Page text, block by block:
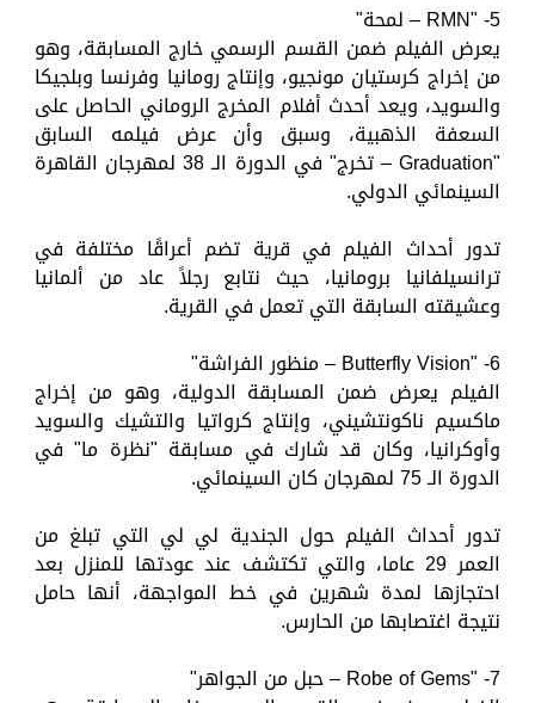
5- "RMN – لمحة"
يعرض الفيلم ضمن القسم الرسمي خارج المسابقة، وهو
من إخراج كرستيان مونجيو، وإنتاج رومانيا وفرنسا وبلجيكا
والسويد، ويعد أحدث أفلام المخرج الروماني الحاصل على
السعفة الذهبية، وسبق وأن عرض فيلمه السابق
"Graduation – تخرج" في الدورة الـ 38 لمهرجان القاهرة
السينمائي الدولي.
تدور أحداث الفيلم في قرية تضم أعراقًا مختلفة في
ترانسيلفانيا برومانيا، حيث نتابع رجلاً عاد من ألمانيا
وعشيقته السابقة التي تعمل في القرية.
6- "Butterfly Vision – منظور الفراشة"
الفيلم يعرض ضمن المسابقة الدولية، وهو من إخراج
ماكسيم ناكونتشيني، وإنتاج كرواتيا والتشيك والسويد
وأوكرانيا، وكان قد شارك في مسابقة "نظرة ما" في
الدورة الـ 75 لمهرجان كان السينمائي.
تدور أحداث الفيلم حول الجندية لي لي التي تبلغ من
العمر 29 عاما، والتي تكتشف عند عودتها للمنزل بعد
احتجازها لمدة شهرين في خط المواجهة، أنها حامل
نتيجة اغتصابها من الحارس.
7- "Robe of Gems – حبل من الجواهر"